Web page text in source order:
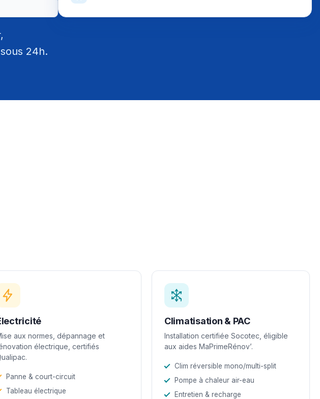
24h.
aux normes, dépannage et
électrique, certifiés
Panne & court-circuit
Tableau électrique
Climatisation & PAC
Installation certifiée Socotec, éligible
aux aides MaPrimeRénov’.
Clim réversible mono/multi-split
Pompe à chaleur air-eau
Entretien & recharge